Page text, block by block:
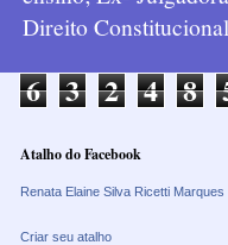
Direito
6 3 2 4 8
Atalho do Facebook
Renata Elaine Silva Ricetti Marques
Criar seu atalho